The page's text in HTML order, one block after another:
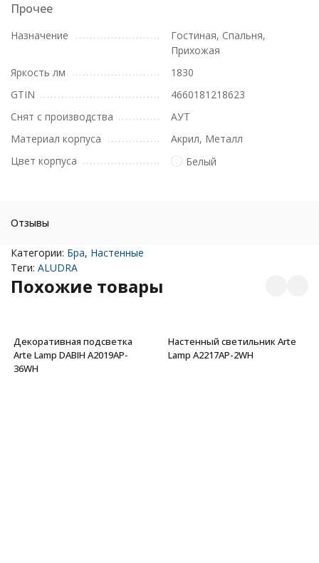
Прочее
Назначение
Гостиная, Спальня,
Прихожая
Яркость лм
1830
GTIN
4660181218623
Снят с производства
АУТ
Материал корпуса
Акрил, Металл
Цвет корпуса
Белый
Отзывы
Категории: Бра, Настенные
Теги: ALUDRA
Похожие товары
Декоративная подсветка
Arte Lamp DABIH A2019AP-
36WH
Настенный светильник Arte
Lamp A2217AP-2WH